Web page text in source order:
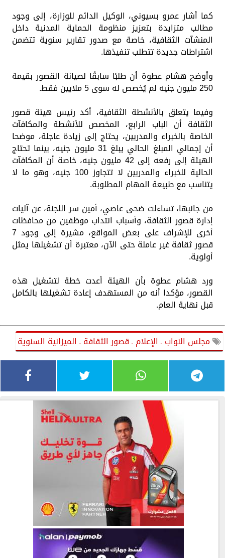
كما أشار عمرو بسيوني، الوكيل الدائم للوزارة، إلى وجود
مطالب متزايدة بتعزيز منظومة الحماية المدنية داخل
المنشآت الثقافية، خاصة مع صدور تقارير سنوية تتضمن
اشتراطات جديدة تتطلب تنفيذها.
وأوضح هشام عطوة أن طلبًا سابقًا لصيانة القصور بقيمة
250 مليون جنيه لم يُخصص له سوى 5 ملايين فقط.
وفيما يتعلق بالأنشطة الثقافية، أكد رئيس هيئة قصور
الثقافة أن الباب الرابع، المخصص للأنشطة والمكافآت
الخاصة بالخبراء والمدربين، يحتاج إلى زيادة عاجلة، موضحا
أن إجمالي المبلغ الحالي يبلغ 31 مليون جنيه، بينما تحتاج
الهيئة إلى رفعه إلى 42 مليون جنيه، خاصة أن المكافآت
الحالية للخبراء والمدربين لا تتجاوز 100 جنيه، وهو ما لا
يتناسب مع طبيعة المهام المطلوبة.
من جانبها، تساءلت ضحى عاصي، أمين سر اللجنة، عن آليات
إدارة قصور الثقافة، وأسباب انتداب موظفين من محافظات
أخرى للإشراف على بعض المواقع، مشيرة إلى وجود 7
قصور ثقافة غير عاملة حتى الآن، معتبرة أن تشغيلها يمثل
أولوية.
ورد هشام عطوة بأن الهيئة أعدت خطة لتشغيل هذه
القصور، مؤكدا أنه من المستهدف إعادة تشغيلها بالكامل
قبل نهاية العام.
مجلس النواب ـ الإعلام ـ قصور الثقافة ـ الميزانية السنوية